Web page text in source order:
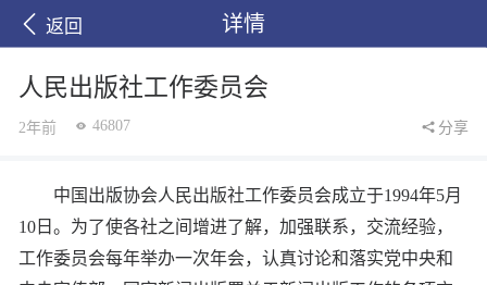
返回 详情
人民出版社工作委员会
2年前 46807 分享
中国出版协会人民出版社工作委员会成立于1994年5月
10日。为了使各社之间增进了解，加强联系，交流经验，
工作委员会每年举办一次年会，认真讨论和落实党中央和